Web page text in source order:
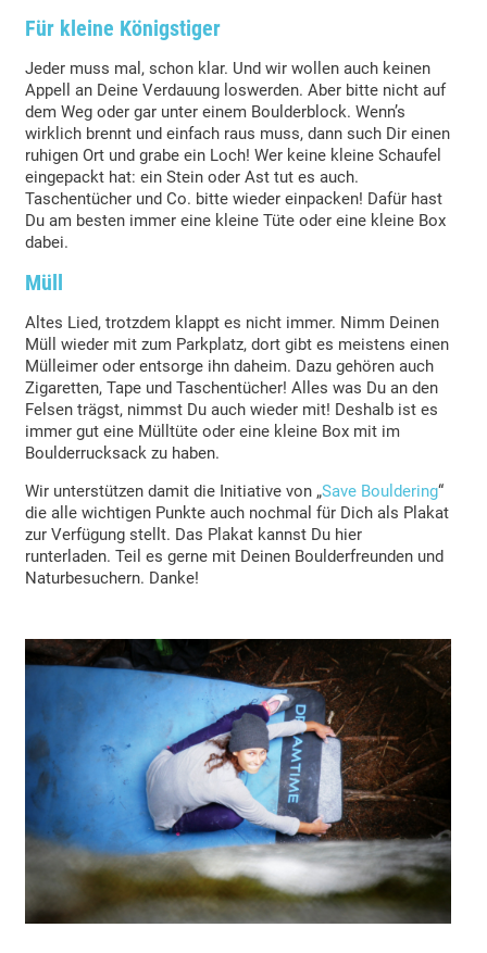
Für kleine Königstiger
Jeder muss mal, schon klar. Und wir wollen auch keinen
Appell an Deine Verdauung loswerden. Aber bitte nicht auf
dem Weg oder gar unter einem Boulderblock. Wenn’s
wirklich brennt und einfach raus muss, dann such Dir einen
ruhigen Ort und grabe ein Loch! Wer keine kleine Schaufel
eingepackt hat: ein Stein oder Ast tut es auch.
Taschentücher und Co. bitte wieder einpacken! Dafür hast
Du am besten immer eine kleine Tüte oder eine kleine Box
dabei.
Müll
Altes Lied, trotzdem klappt es nicht immer. Nimm Deinen
Müll wieder mit zum Parkplatz, dort gibt es meistens einen
Mülleimer oder entsorge ihn daheim. Dazu gehören auch
Zigaretten, Tape und Taschentücher! Alles was Du an den
Felsen trägst, nimmst Du auch wieder mit! Deshalb ist es
immer gut eine Mülltüte oder eine kleine Box mit im
Boulderrucksack zu haben.
Wir unterstützen damit die Initiative von „Save Bouldering“
die alle wichtigen Punkte auch nochmal für Dich als Plakat
zur Verfügung stellt. Das Plakat kannst Du hier
runterladen. Teil es gerne mit Deinen Boulderfreunden und
Naturbesuchern. Danke!